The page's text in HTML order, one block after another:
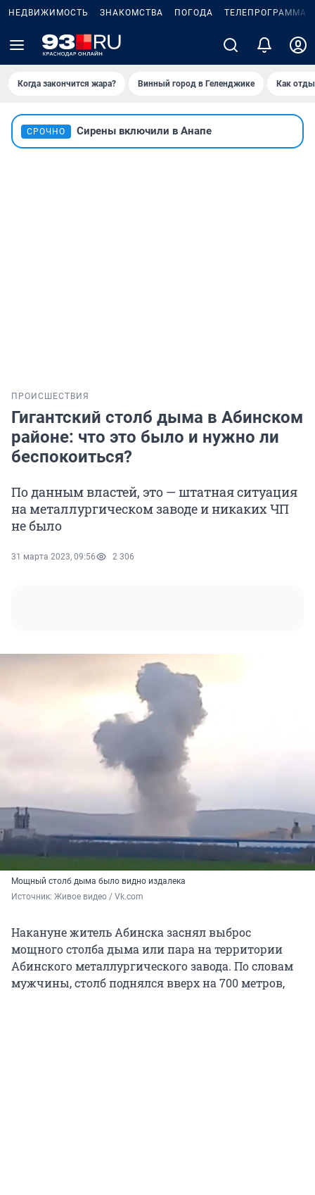
НЕДВИЖИМОСТЬ ЗНАКОМСТВА ПОГОДА ТЕЛЕПРОГРАММА
Когда закончится жара? Винный город в Геленджике Как
СРОЧНО Сирены включили в Анапе
ПРОИСШЕСТВИЯ
Гигантский столб дыма в Абинском
районе: что это было и нужно ли
беспокоиться?
По данным властей, это — штатная ситуация
на металлургическом заводе и никаких ЧП
не было
31 марта 2023, 09:56 2 306
Мощный столб дыма было видно издалека
Источник: Живое видео / Vk.com
Накануне житель Абинска заснял выброс
мощного столба дыма или пара на территории
Абинского металлургического завода. По словам
мужчины, столб поднялся вверх на 700 метров,